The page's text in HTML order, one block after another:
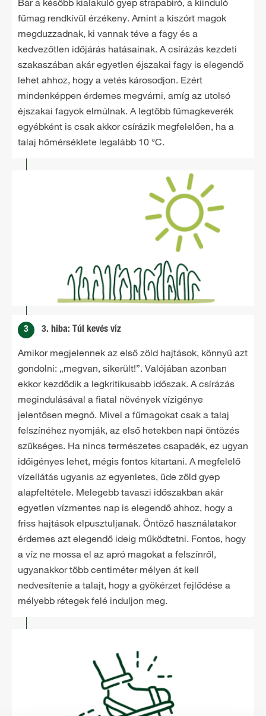
fűmag rendkívül érzékeny. Amint a kiszórt magok
megduzzadnak, ki vannak téve a fagy és a
kedvezőtlen időjárás hatásainak. A csírázás kezdeti
szakaszában akár egyetlen éjszakai fagy is elegendő
lehet ahhoz, hogy a vetés károsodjon. Ezért
mindenképpen érdemes megvárni, amíg az utolsó
éjszakai fagyok elmúlnak. A legtöbb fűmagkeverék
egyébként is csak akkor csírázik megfelelően, ha a
talaj hőmérséklete legalább 10 °C.
3 3. hiba: Túl kevés víz
Amikor megjelennek az első zöld hajtások, könnyű azt
gondolni: „megvan, sikerült!”. Valójában azonban
ekkor kezdődik a legkritikusabb időszak. A csírázás
megindulásával a fiatal növények vízigénye
jelentősen megnő. Mivel a fűmagokat csak a talaj
felszínéhez nyomják, az első hetekben napi öntözés
szükséges. Ha nincs természetes csapadék, ez ugyan
időigényes lehet, mégis fontos kitartani. A megfelelő
vízellátás ugyanis az egyenletes, üde zöld gyep
alapfeltétele. Melegebb tavaszi időszakban akár
egyetlen vízmentes nap is elegendő ahhoz, hogy a
friss hajtások elpusztuljanak. Öntöző használatakor
érdemes azt elegendő ideig működtetni. Fontos, hogy
a víz ne mossa el az apró magokat a felszínről,
ugyanakkor több centiméter mélyen át kell
nedvesítenie a talajt, hogy a gyökérzet fejlődése a
mélyebb rétegek felé induljon meg.